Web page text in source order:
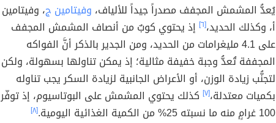
يُعدُّ المشمش المجفف مصدراً جيداً للألياف، وفيتامين ج، وفيتامين
أ، وكذلك الحديد،[٦]
إذ يحتوي كوبٌ من أنصاف المشمش المجفف
على 4.1 مليغرامات من الحديد، ومن الجدير بالذكر أنَّ الفواكه
المجففة تُعدُّ وجبة خفيفة مثالية؛ إذ يمكن تناولها بسهولة، ولكن
لتجنُّب زيادة الوزن، أو الأعراض الجانبية لزيادة السكر يجب تناوله
بكميات معتدلة،[٧]
كذلك يحتوي المشمش على البوتاسيوم، إذ توفّر
100 غرامٍ منه ما نسبته 25% من الكمية الغذائية اليومية.
[٨]